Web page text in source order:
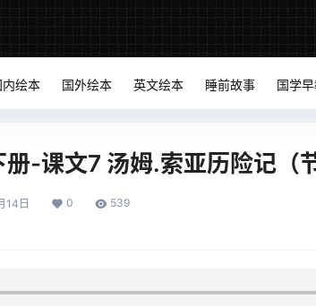
内绘本 国外绘本 英文绘本 睡前故事 国学
册-课文7 汤姆.索亚历险记（
14日 0 539